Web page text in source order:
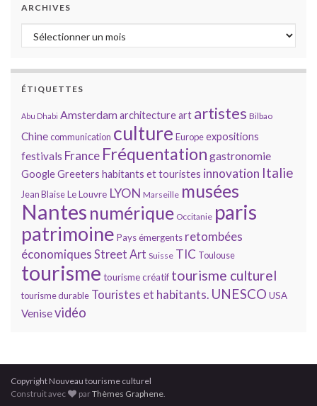
ARCHIVES
Archives
ÉTIQUETTES
Abu Dhabi Amsterdamarchitectureart artistes Bilbao
Chinecommunication culture Europeexpositions
festivals France Fréquentation gastronomie
GoogleGreeters habitants et touristes innovation Italie
Jean BlaiseLe Louvre LYON Marseille musées
Nantes numérique Occitanie paris
patrimoine Pays émergents retombées
économiques Street Art Suisse TIC Toulouse
tourisme tourisme créatif tourisme culturel
tourisme durable Touristes et habitants. UNESCO USA
Venisevidéo
Copyright Nouveau tourisme culturel
Construit avec
parThèmes Graphene.